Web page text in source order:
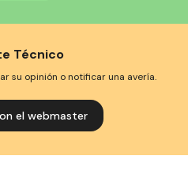
Técnico
su opinión o notificar una avería.
el webmaster